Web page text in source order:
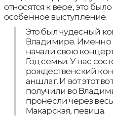
относятся к вере, это
особенное выступление.
Это был чудесный
Владимире.
начали свою
Год семьи. У нас
рождественский
аншлаг. И вот этот
получили во
пронесли через
Макарская, певица.